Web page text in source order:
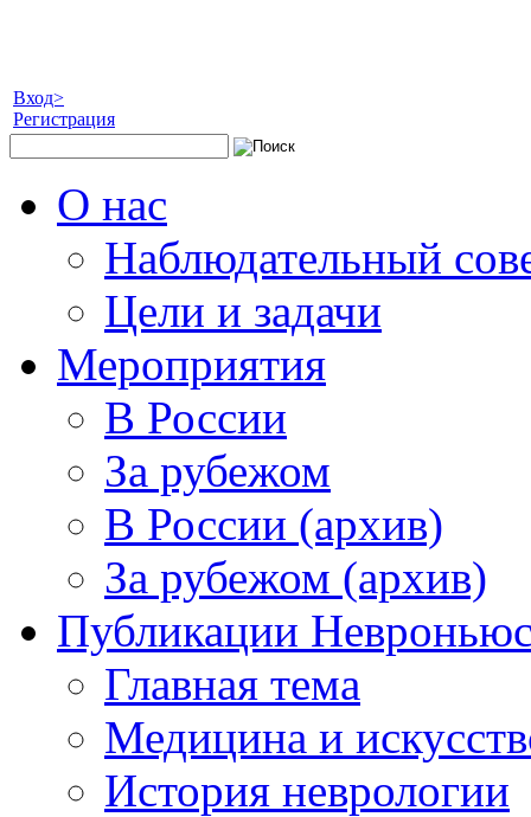
Вход>
Регистрация
О нас
Наблюдательный
Цели и задачи
Мероприятия
В России
За рубежом
В России (архив)
За рубежом (архив)
Публикации
Главная тема
Медицина и
История неврологии